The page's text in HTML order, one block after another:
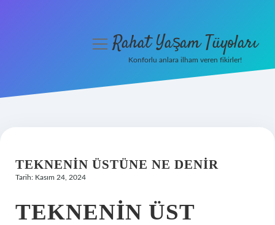
Hakkımızda
menüyüRahat Yaşam Tüyoları
Konforlu anlara ilham veren fikirler!
TEKNENIN ÜSTÜNE NE DENIR
Tarih: Kasım 24, 2024
TEKNENIN ÜST